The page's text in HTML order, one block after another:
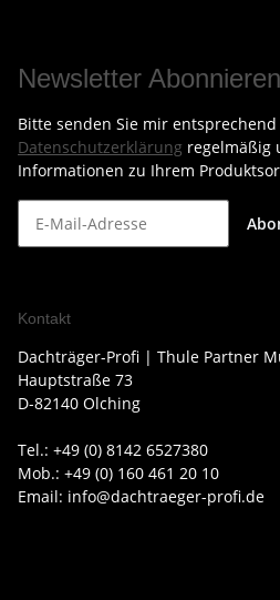
Newsletter Abonnieren
Bitte senden Sie mir
Datenschutzerklärung regelmäßig
Informationen zu Ihrem
Kontakt
Dachträger-Profi | Thule Partner
Hauptstraße 73
D-82140 Olching
Tel.: +49 (0) 8142 6527380
Mob.: +49 (0) 160 461 20 10
Email: info@dachtraeger-profi.de